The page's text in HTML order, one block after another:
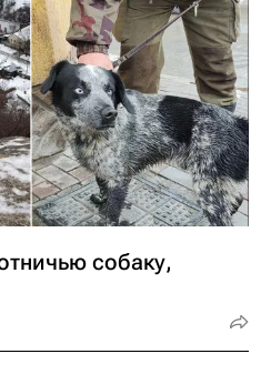
собаку,